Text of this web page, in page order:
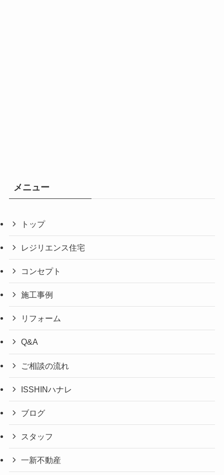
メニュー
トップ
レジリエンス住宅
コンセプト
施工事例
リフォーム
Q&A
ご相談の流れ
ISSHINハナレ
ブログ
スタッフ
一新不動産